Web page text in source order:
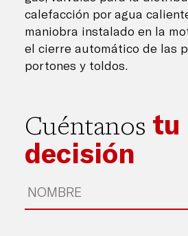
calefacción por agua
maniobra instalado en la
el cierre automático de las
portones y toldos.
Cuéntanos tu
decisión